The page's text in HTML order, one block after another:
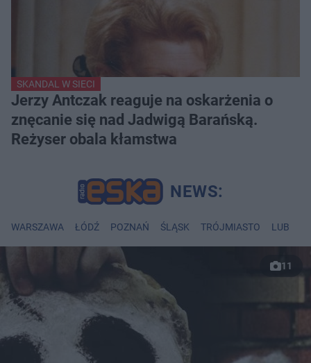
SKANDAL W SIECI
Jerzy Antczak reaguje na oskarżenia o
znęcanie się nad Jadwigą Barańską.
Reżyser obala kłamstwa
WARSZAWA ŁÓDŹ POZNAŃ ŚLĄSK TRÓJMIASTO LUBLIN
11